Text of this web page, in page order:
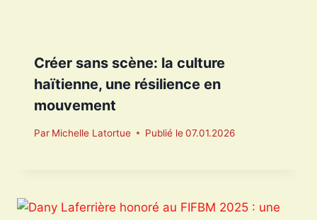
Créer sans scène: la culture
haïtienne, une résilience en
mouvement
Par Michelle Latortue Publié le 07.01.2026